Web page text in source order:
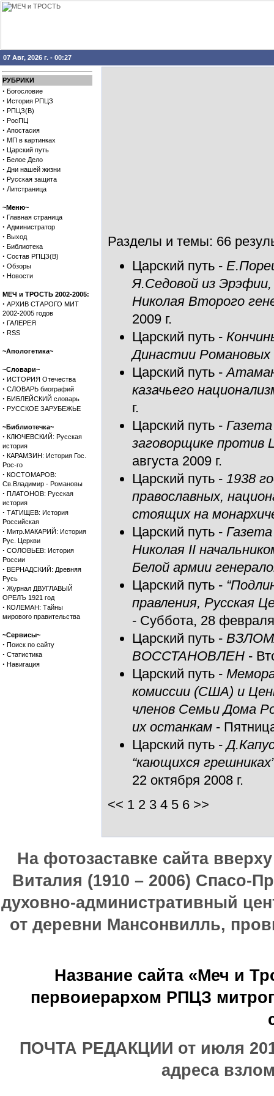
07 Авг, 2026 г. - 00:27
РУБРИКИ
· Богословие
· История РПЦЗ
· РПЦЗ(В)
· РосПЦ
· Апостасия
· МП в картинках
· Царский путь
· Белое Дело
· Дни нашей жизни
· Русская защита
· Литстраница
~Меню~
· Главная страница
· Администратор
· Выход
· Библиотека
· Состав РПЦЗ(В)
· Обзоры
· Новости
МЕЧ и ТРОСТЬ 2002-2005:
· АРХИВ СТАРОГО МИТ
2002-2005 годов
· ГАЛЕРЕЯ
· RSS
~Апологетика~
~Словари~
· ИСТОРИЯ Отечества
· СЛОВАРЬ биографий
· БИБЛЕЙСКИЙ словарь
· РУССКОЕ ЗАРУБЕЖЬЕ
~Библиотечка~
· КЛЮЧЕВСКИЙ: Русская
история
· КАРАМЗИН: История Гос.
Рос-го
· КОСТОМАРОВ:
Св.Владимир - Романовы
· ПЛАТОНОВ: Русская
история
· ТАТИЩЕВ: История
Российская
· Митр.МАКАРИЙ: История
Рус. Церкви
· СОЛОВЬЕВ: История
России
· ВЕРНАДСКИЙ: Древняя
Русь
· Журнал ДВУГЛАВЫЙ
ОРЕЛЪ 1921 год
· КОЛЕМАН: Тайны
мирового правительства
~Сервисы~
· Поиск по сайту
· Статистика
· Навигация
Разделы и темы: 66
Царский путь -
Я.Седовой из
Николая Второго
2009 г.
Царский путь -
Династии Романовых
Царский путь -
казачьего
г.
Царский путь -
заговорщике против
августа 2009 г.
Царский путь - 1938
православных,
стоящих на
Царский путь -
Николая II
Белой армии
Царский путь -
правления, Русская
- Суббота, 28 февраля
Царский путь -
ВОССТАНОВЛЕН -
Царский путь -
комиссии (США) и
членов Семьи Дома
их останкам -
Царский путь -
“кающихся
22 октября 2008 г.
<< 1 2 3 4 5 6 >>
На фотозаставке сайта
Виталия (1910 – 2006) Спасо-
духовно-административный
от деревни Мансонвилль,
Название сайта «Меч и
первоиерархом РПЦЗ
ПОЧТА РЕДАКЦИИ от июля
адреса